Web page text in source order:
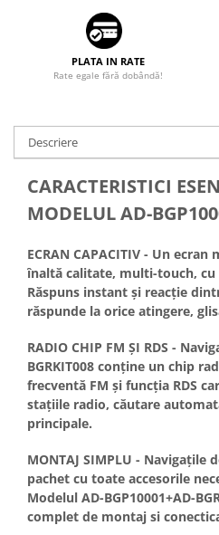
Camere marșarier universale
Camere Volkswagen
Camere Mercedes Benz
Camere Audi
Camere BMW
Camere Ford
Camere Opel
Camere Iveco
Camere Renault
Camere Fiat
Camere Citroen
PLATA IN RATE
Rate egale fără dobândă!
Descriere
CARACTERISTICI
MODELUL AD-
ECRAN CAPACITIV - Un
înaltă calitate, multi-touch,
Răspuns instant și reacție
răspunde la orice atingere,
RADIO CHIP FM ȘI RDS -
BGRKIT008 conține un chip
frecventă FM și funcția RDS
stațiile radio, căutare
principale.
MONTAJ SIMPLU - Navigațile
pachet cu toate accesorile
Modelul AD-BGP10001+AD-
complet de montaj si